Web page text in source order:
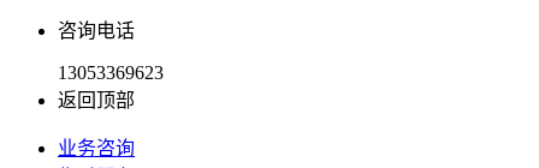
咨询电话
13053369623
返回顶部
业务咨询